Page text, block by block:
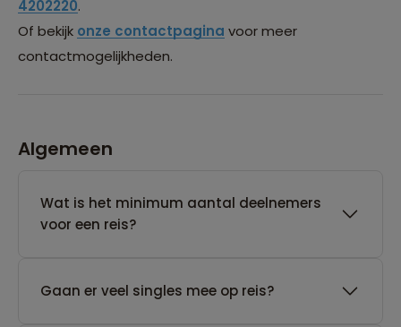
4202220.
Of bekijk onze contactpagina voor meer
contactmogelijkheden.
Algemeen
Wat is het minimum aantal deelnemers
voor een reis?
Gaan er veel singles mee op reis?